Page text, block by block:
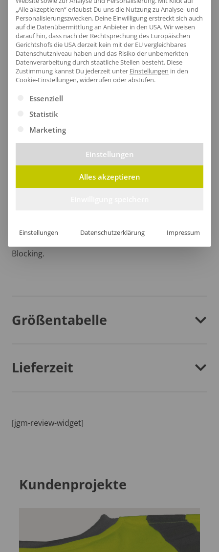
Tragegefühl schenkt.
Stilvoller Saum
wünscht perfekt ergänzt durch das trendige Colour-
Blocking.
Größentabelle
Lieferzeit
[jgm-review-widget]
Kundenprojekte
„Alle akzeptieren“ erlaubst Du uns die Nutzung zu Analyse- und
Personalisierungszwecken. Deine Einwilligung erstreckt sich auch
auf die Datenübermittlung an Anbieter in den USA. Wir weisen
darauf hin, dass nach der Rechtsprechung des Europäischen
Gerichtshofs die USA derzeit kein mit der EU vergleichbares
Datenschutzniveau haben und das Risiko der unbemerkten
Datenverarbeitung durch staatliche Stellen besteht. Diese
Zustimmung kannst Du jederzeit unter Einstellungen in den
Cookie-Einstellungen, widerrufen oder abstufen.
Es folgt eine Liste der Service-Gruppen, für die eine
Essenziell
Statistik
Marketing
Einstellungen
Alles akzeptieren
Einstellungen Datenschutzerklärung Impressum